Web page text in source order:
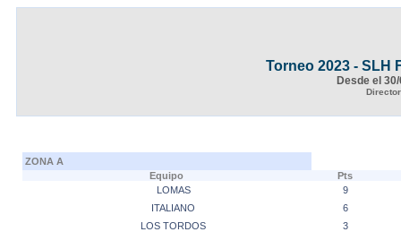
Torneo 2023 - SLH
Desde el
ZONA A
Equipo
Pts
LOMAS
9
ITALIANO
6
LOS TORDOS
3